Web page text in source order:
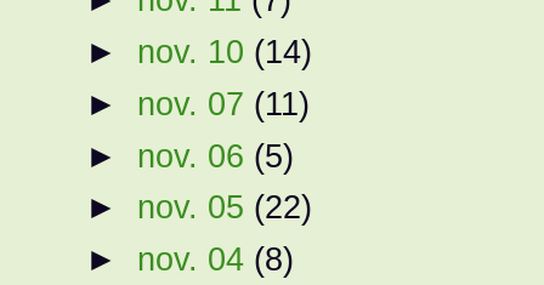
► nov. 10 (14)
► nov. 07 (11)
► nov. 06 (5)
► nov. 05 (22)
► nov. 04 (8)